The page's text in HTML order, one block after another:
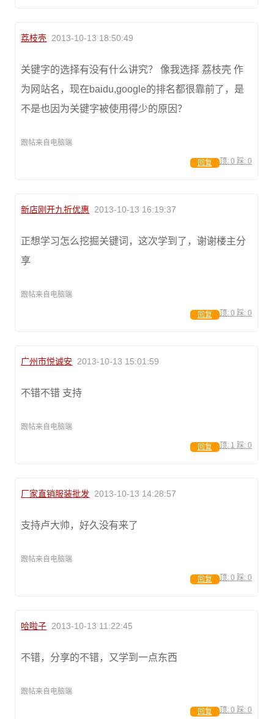
荔枝壳 2013-10-13 18:50:49
关键字的选择有没有什么讲究？ 像我选择 荔枝壳 作
为网站名，现在baidu,google的排名都很靠前了，是
不是也因为关键字被使用得少的原因？
跟帖来自电脑端
顶: 0 踩: 0
回复
新店刚开九折优惠 2013-10-13 16:19:37
正想学习怎么挖掘关键词，这次学到了，谢谢楼主分
享
跟帖来自电脑端
顶: 0 踩: 0
回复
广州市悦诚安 2013-10-13 15:01:59
不错不错 支持
跟帖来自电脑端
顶: 1 踩: 0
回复
厂家直销服装批发 2013-10-13 14:28:57
支持卢大帅，好久没有来了
跟帖来自电脑端
顶: 0 踩: 0
回复
哈啦子 2013-10-13 11:22:45
不错，分享的不错，又学到一点东西
跟帖来自电脑端
顶: 0 踩: 0
回复